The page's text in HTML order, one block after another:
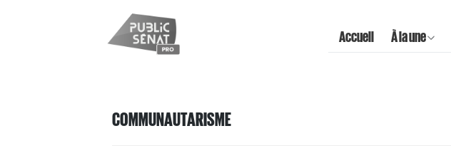
Accueil À la une
COMMUNAUTARISME